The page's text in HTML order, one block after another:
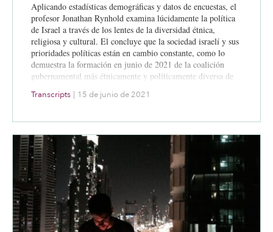
Aplicando estadísticas demográficas y datos de encuestas, el
profesor Jonathan Rynhold examina lúcidamente la política
de Israel a través de los lentes de la diversidad étnica,
religiosa y cultural. El concluye que la sociedad israelí y sus
prioridades políticas están en cambio constante, como lo
demuestra la formación en junio de 2021 de la coalición
gubernamental más étnicamente y políticamente diversa de
Transcripts | 15 de junio de 2021